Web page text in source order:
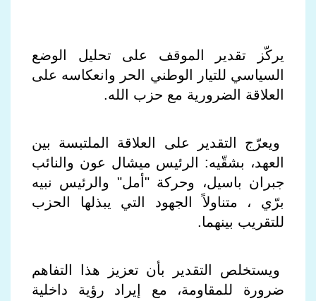
يركّز تقدير الموقف على تحليل الوضع
السياسي للتيار الوطني الحر وانعكاسه على
العلاقة الضرورية مع حزب الله.
ويعرّج التقدير على العلاقة الملتبسة بين
العهد، بشقّيه: الرئيس ميشال عون والنائب
جبران باسيل، وحركة "أمل" والرئيس نبيه
برّي ، متناولاً الجهود التي يبذلها الحزب
للتقريب بينهما.
ويستخلص التقدير بأن تعزيز هذا التفاهم
ضرورة للمقاومة، مع إيراد رؤية داخلية